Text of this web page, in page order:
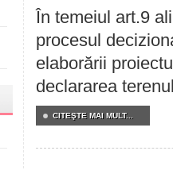
În temeiul art.9
procesul
elaborării
declararea
CITEŞTE MAI MULT...